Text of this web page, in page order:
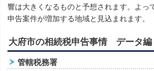
響は大きくなるものと予想されます。よっ
申告案件が増加する地域と見込まれます。
大府市の相続税申告事情 データ編
管轄税務署